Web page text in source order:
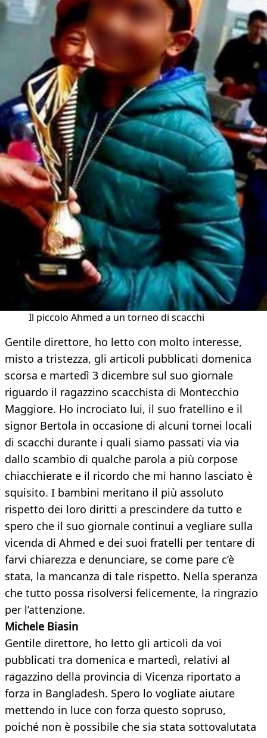
Il piccolo Ahmed a un torneo di scacchi
Gentile direttore, ho letto con molto interesse,
misto a tristezza, gli articoli pubblicati domenica
scorsa e martedì 3 dicembre sul suo giornale
riguardo il ragazzino scacchista di Montecchio
Maggiore. Ho incrociato lui, il suo fratellino e il
signor Bertola in occasione di alcuni tornei locali
di scacchi durante i quali siamo passati via via
dallo scambio di qualche parola a più corpose
chiacchierate e il ricordo che mi hanno lasciato è
squisito. I bambini meritano il più assoluto
rispetto dei loro diritti a prescindere da tutto e
spero che il suo giornale continui a vegliare sulla
vicenda di Ahmed e dei suoi fratelli per tentare di
farvi chiarezza e denunciare, se come pare c’è
stata, la mancanza di tale rispetto. Nella speranza
che tutto possa risolversi felicemente, la ringrazio
per l’attenzione.
Michele Biasin
Gentile direttore, ho letto gli articoli da voi
pubblicati tra domenica e martedì, relativi al
ragazzino della provincia di Vicenza riportato a
forza in Bangladesh. Spero lo vogliate aiutare
mettendo in luce con forza questo sopruso,
poiché non è possibile che sia stata sottovalutata